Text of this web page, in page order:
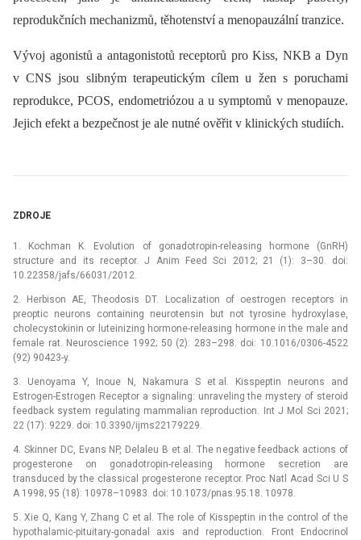
reprodukčních mechanizmů, těhotenství a menopauzální tranzice.
Vývoj agonistů a antagonistotů receptorů pro Kiss, NKB a Dyn
v CNS jsou slibným terapeutickým cílem u žen s poruchami
reprodukce, PCOS, endometriózou a u symptomů v menopauze.
Jejich efekt a bezpečnost je ale nutné ověřit v klinických studiích.
ZDROJE
1. Kochman K. Evolution of gonadotropin-releasing hormone (GnRH)
structure and its receptor. J Anim Feed Sci 2012; 21 (1): 3–30. doi:
10.22358/jafs/66031/2012.
2. Herbison AE, Theodosis DT. Localization of oestrogen receptors in
preoptic neurons containing neurotensin but not tyrosine hydroxylase,
cholecystokinin or luteinizing hormone-releasing hormone in the male and
female rat. Neuroscience 1992; 50 (2): 283–298. doi: 10.1016/0306-4522
(92) 90423-y.
3. Uenoyama Y, Inoue N, Nakamura S et al. Kisspeptin neurons and
Estrogen-Estrogen Receptor a signaling: unraveling the mystery of steroid
feedback system regulating mammalian reproduction. Int J Mol Sci 2021;
22 (17): 9229. doi: 10.3390/ijms22179229.
4. Skinner DC, Evans NP, Delaleu B et al. The negative feedback actions of
progesterone on gonadotropin-releasing hormone secretion are
transduced by the classical progesterone receptor. Proc Natl Acad Sci U S
A 1998; 95 (18): 10978–10983. doi: 10.1073/pnas.95.18. 10978.
5. Xie Q, Kang Y, Zhang C et al. The role of Kisspeptin in the control of the
hypothalamic-pituitary-gonadal axis and reproduction. Front Endocrinol